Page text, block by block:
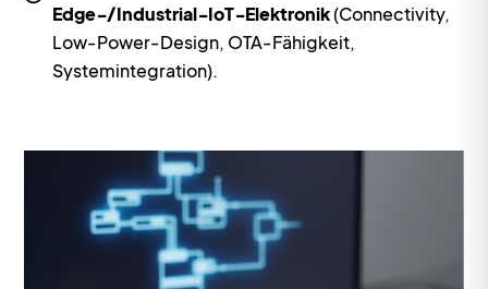
Edge‑/Industrial‑IoT‑Elektronik(Connectivity,
Low‑Power‑Design, OTA‑Fähigkeit,
Systemintegration).